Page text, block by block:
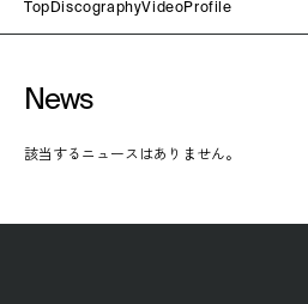
Top DiscographyVideoProfile
News
該当するニュースはありません。